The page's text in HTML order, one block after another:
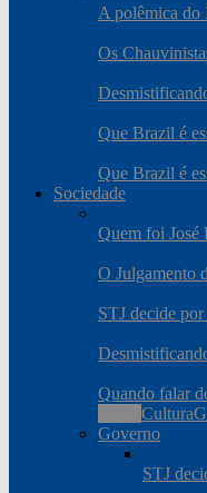
A polêmica do
Os
Que Brazil é
Que Brazil é
Sociedade
Quem foi José
O Julgamento
STJ decide
Quando falar
Cultura
Governo
STJ